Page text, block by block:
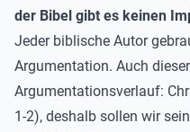
der Bibel gibt es keinen
Jeder biblische Autor
Argumentation. Auch
Argumentationsverlauf:
1-2), deshalb sollen wir